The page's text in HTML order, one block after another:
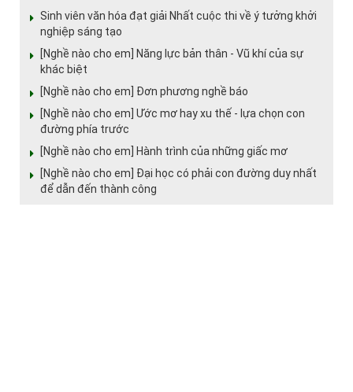
Sinh viên văn hóa đạt giải Nhất cuộc thi về ý tưởng khởi
nghiệp sáng tạo
[Nghề nào cho em] Năng lực bản thân - Vũ khí của sự
khác biệt
[Nghề nào cho em] Đơn phương nghề báo
[Nghề nào cho em] Ước mơ hay xu thế - lựa chọn con
đường phía trước
[Nghề nào cho em] Hành trình của những giấc mơ
[Nghề nào cho em] Đại học có phải con đường duy nhất
để dẫn đến thành công